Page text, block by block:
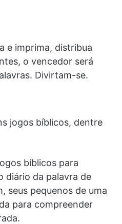
e imprima, distribua
o vencedor será
Divirtam-se.
jogos bíblicos, dentre
bíblicos para
diário da palavra de
seus pequenos de uma
para compreender